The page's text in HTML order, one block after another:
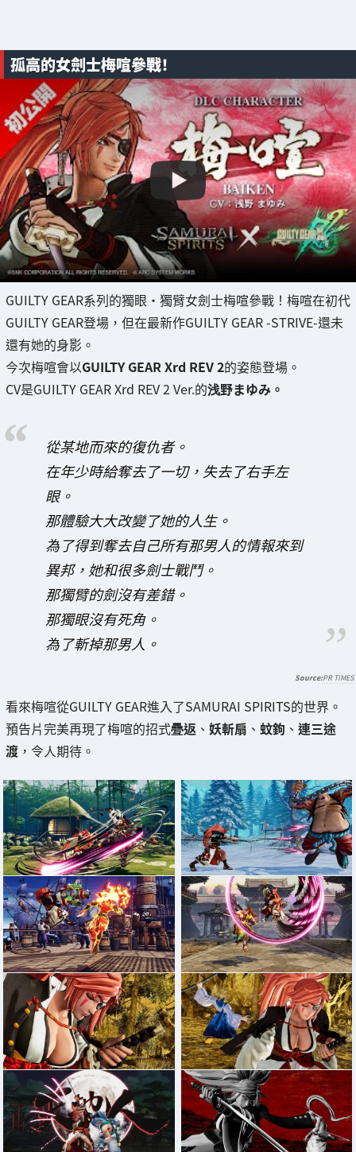
孤高的女劍士梅喧參戰！
GUILTY GEAR系列的獨眼・獨臂女劍士梅喧參戰！梅喧在初代
GUILTY GEAR登場，但在最新作GUILTY GEAR -STRIVE-還未
還有她的身影。
今次梅喧會以GUILTY GEAR Xrd REV 2的姿態登場。
CV是GUILTY GEAR Xrd REV 2 Ver.的浅野まゆみ。
從某地而來的復仇者。
在年少時給奪去了一切，失去了右手左
眼。
那體驗大大改變了她的人生。
為了得到奪去自己所有那男人的情報來到
異邦，她和很多劍士戰鬥。
那獨臂的劍沒有差錯。
那獨眼沒有死角。
為了斬掉那男人。
PR TIMES
看來梅喧從GUILTY GEAR進入了SAMURAI SPIRITS的世界。
預告片完美再現了梅喧的招式疉返 、 妖斬扇 、 蚊鉤 、 連三途
渡 ，令人期待。